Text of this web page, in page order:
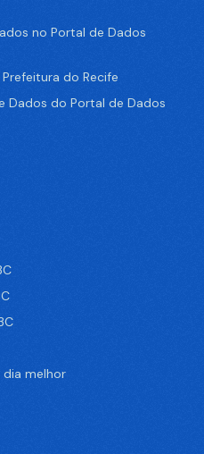
no Portal de Dados
do Recife
Dados do Portal de Dados
melhor